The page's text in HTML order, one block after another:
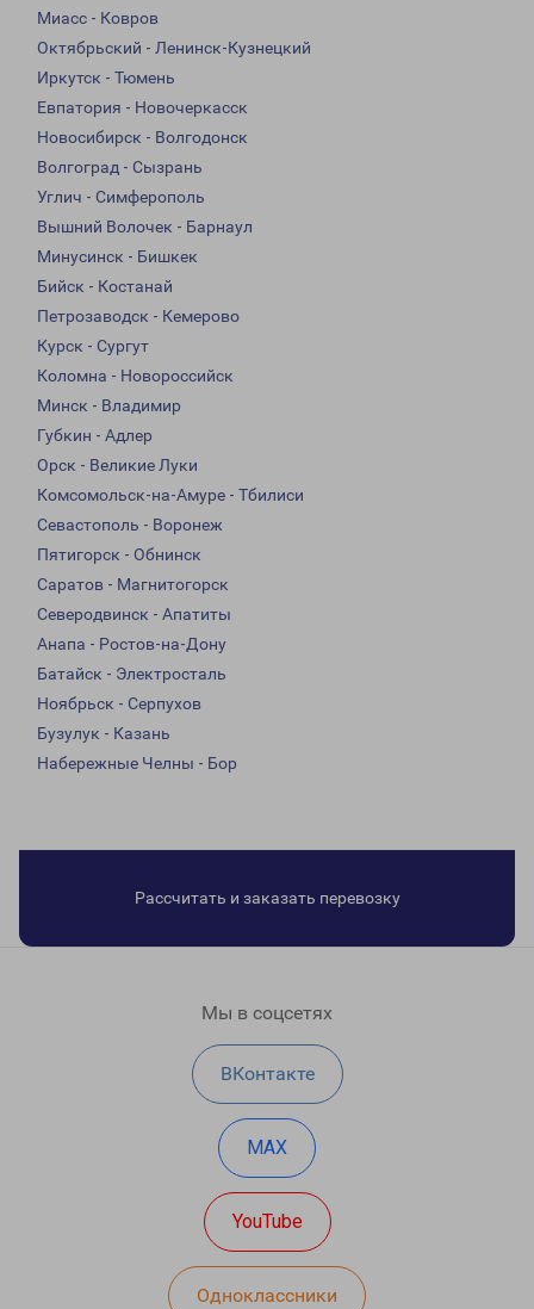
Миасс - Ковров
Октябрьский - Ленинск-Кузнецкий
Иркутск - Тюмень
Евпатория - Новочеркасск
Новосибирск - Волгодонск
Волгоград - Сызрань
Углич - Симферополь
Вышний Волочек - Барнаул
Минусинск - Бишкек
Бийск - Костанай
Петрозаводск - Кемерово
Курск - Сургут
Коломна - Новороссийск
Минск - Владимир
Губкин - Адлер
Орск - Великие Луки
Комсомольск-на-Амуре - Тбилиси
Севастополь - Воронеж
Пятигорск - Обнинск
Саратов - Магнитогорск
Северодвинск - Апатиты
Анапа - Ростов-на-Дону
Батайск - Электросталь
Ноябрьск - Серпухов
Бузулук - Казань
Набережные Челны - Бор
Рассчитать и заказать перевозку
Мы в соцсетях
ВКонтакте
MAX
YouTube
Одноклассники